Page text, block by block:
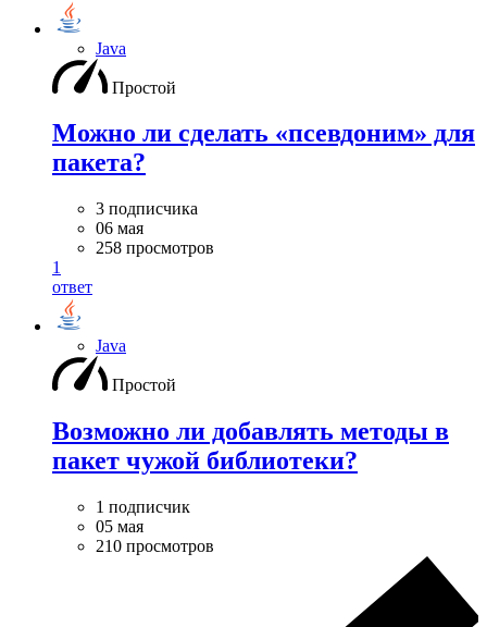
Java
Простой
Можно ли сделать «псевдоним» для
пакета?
3 подписчика
06 мая
258 просмотров
1
ответ
Java
Простой
Возможно ли добавлять методы в
пакет чужой библиотеки?
1 подписчик
05 мая
210 просмотров